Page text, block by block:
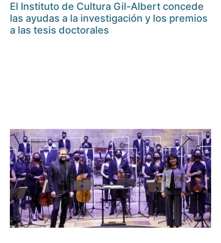
El Instituto de Cultura Gil-Albert concede
las ayudas a la investigación y los premios
a las tesis doctorales